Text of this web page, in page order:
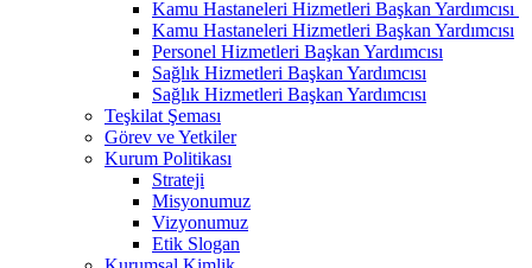
Kamu Hastaneleri Hizmetleri Başkan Yardımcısı ​
Kamu Hastaneleri Hizmetleri Başkan Yardımcısı
Personel Hizmetleri Başkan Yardımcısı
Sağlık Hizmetleri Başkan Yardımcısı
Sağlık Hizmetleri Başkan Yardımcısı
Teşkilat Şeması
Görev ve Yetkiler
Kurum Politikası
Strateji
Misyonumuz
Vizyonumuz
Etik Slogan